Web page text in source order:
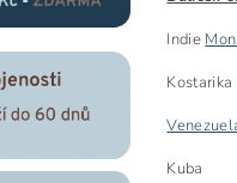
Indie
Kostarika
Kuba